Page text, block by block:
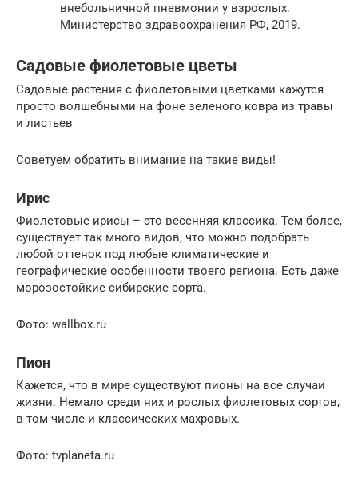
внебольничной пневмонии у взрослых.
Министерство здравоохранения РФ, 2019.
Садовые фиолетовые цветы
Садовые растения с фиолетовыми цветками кажутся
просто волшебными на фоне зеленого ковра из травы
и листьев
Советуем обратить внимание на такие виды!
Ирис
Фиолетовые ирисы – это весенняя классика. Тем более,
существует так много видов, что можно подобрать
любой оттенок под любые климатические и
географические особенности твоего региона. Есть даже
морозостойкие сибирские сорта.
Фото: wallbox.ru
Пион
Кажется, что в мире существуют пионы на все случаи
жизни. Немало среди них и рослых фиолетовых сортов,
в том числе и классических махровых.
Фото: tvplaneta.ru